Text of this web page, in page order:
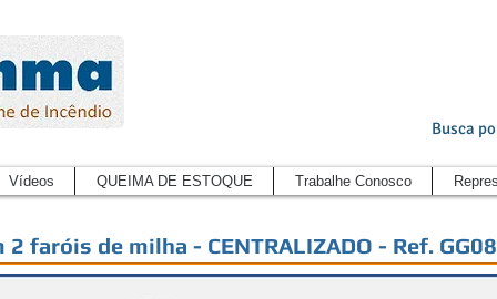
Busca
Vídeos QUEIMA DE ESTOQUE Trabalhe Conosco
faróis de milha - CENTRALIZADO - Ref.